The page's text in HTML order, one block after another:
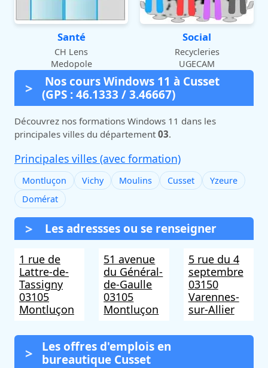
Santé
CH Lens
Medopole
Social
Recycleries
UGECAM
Nos cours Windows 11 à Cusset
(GPS : 46.1333 / 3.46667)
Découvrez nos formations Windows 11 dans les
principales villes du département 03.
Principales villes (avec formation)
Montluçon Vichy Moulins Cusset
Yzeure
Domérat
Les adressses ou se renseigner
1 rue de
Lattre-de-
Tassigny
03105
Montluçon
51 avenue
du Général-
de-Gaulle
03105
Montluçon
5 rue du 4
septembre
03150
Varennes-
sur-Allier
Les offres d'emplois en
bureautique Cusset